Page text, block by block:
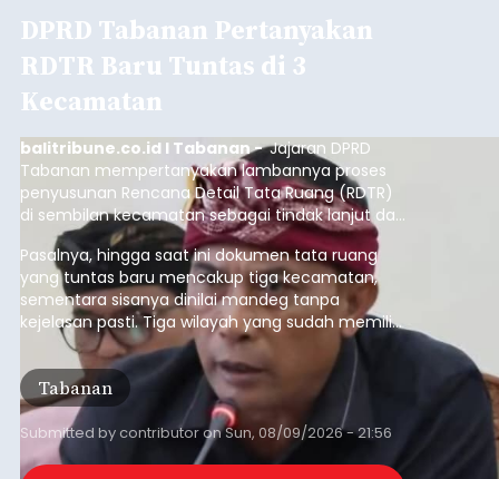
DPRD Tabanan Pertanyakan
RDTR Baru Tuntas di 3
Kecamatan
balitribune.co.id I Tabanan -Jajaran DPRD
Tabanan mempertanyakan lambannya proses
penyusunan Rencana Detail Tata Ruang (RDTR)
di sembilan kecamatan sebagai tindak lanjut dari
pelaksanaan RTRW.
Pasalnya, hingga saat ini dokumen tata ruang
yang tuntas baru mencakup tiga kecamatan,
sementara sisanya dinilai mandeg tanpa
kejelasan pasti. Tiga wilayah yang sudah memiliki
RDTR tersebut meliputi Kecamatan Kediri,
Tabanan, dan Selemadeg Barat.
Tabanan
Submitted bycontributoronSun, 08/09/2026 - 21:56